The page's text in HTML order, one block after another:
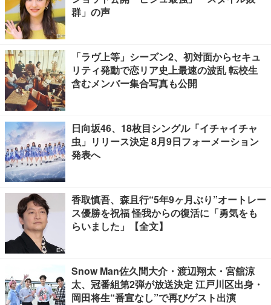
群」の声
「ラヴ上等」シーズン2、初対面からセキュ
リティ発動で恋リア史上最速の波乱 転校生
含むメンバー集合写真も公開
日向坂46、18枚目シングル「イチャイチャ
虫」リリース決定 8月9日フォーメーション
発表へ
香取慎吾、森且行“5年9ヶ月ぶり”オートレー
ス優勝を祝福 怪我からの復活に「勇気をも
らいました」【全文】
Snow Man佐久間大介・渡辺翔太・宮舘涼
太、冠番組第2弾が放送決定 江戸川区出身・
岡田将生“番宣なし”で再びゲスト出演